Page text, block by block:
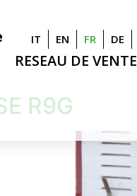
IT EN FR DE
RESEAU DE VENTE
R9G